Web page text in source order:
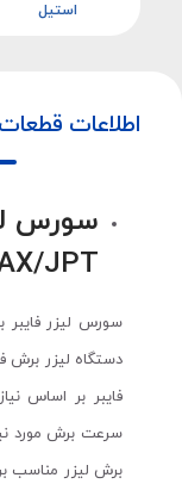
استیل
اطلاعات
سورس
JPT
سورس لیزر فایبر
دستگاه لیزر برش
فایبر بر اساس
سرعت برش مورد